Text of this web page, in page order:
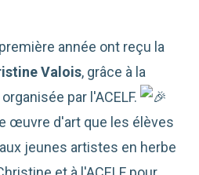
année ont reçu la
Valois, grâce à la
par l'ACELF.
œuvre d'art que les élèves
jeunes artistes en herbe